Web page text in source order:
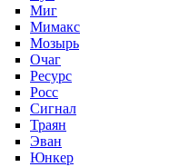
Миг
Мимакс
Мозырь
Очаг
Ресурс
Росс
Сигнал
Траян
Эван
Юнкер